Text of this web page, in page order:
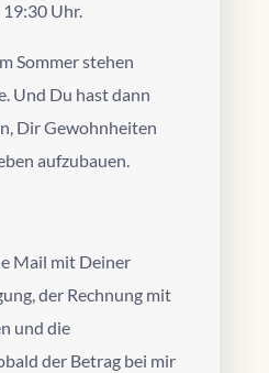
Uhr.
Sommer stehen
Und Du hast dann
Dir Gewohnheiten
aufzubauen.
Mail mit Deiner
der Rechnung mit
und die
der Betrag bei mir